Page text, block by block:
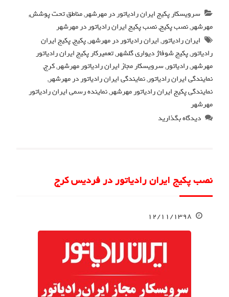
سرویسکار پکیج ایران رادیاتور در مهرشهر,مناطق تحت پوشش,
مهرشهر,نصب پکیج,نصب پکیج ایران رادیاتور در مهرشهر
ایران رادیاتور,ایران رادیاتور در مهرشهر,پکیج,پکیج ایران
رادیاتور,پکیج شوفاژ دیواری گلشهر,تعمیرکار پکیج ایران رادیاتور
مهرشهر,رادیاتور,سرویسکار مجاز ایران رادیاتور مهرشهر,کرج,
نمایندگی ایران رادیاتور,نمایندگی ایران رادیاتور در مهرشهر,
نمایندگی پکیج ایران رادیاتور مهرشهر,نماینده رسمی ایران رادیاتور
مهرشهر
دیدگاه بگذارید
نصب پکیج ایران رادیاتور در فردیس کرج
۱۲/۱۱/۱۳۹۸